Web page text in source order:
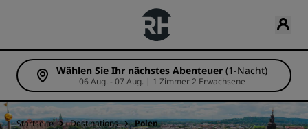
Wählen Sie Ihr nächstes Abenteuer (1-Nacht)
06 Aug. - 07 Aug. | 1 Zimmer 2 Erwachsene
Startseite Destinations Polen